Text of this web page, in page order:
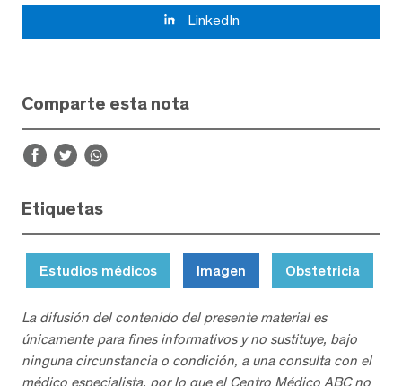
LinkedIn
Comparte esta nota
Etiquetas
Estudios médicos Imagen Obstetricia
La difusión del contenido del presente material es
únicamente para fines informativos y no sustituye, bajo
ninguna circunstancia o condición, a una consulta con el
médico especialista, por lo que el Centro Médico ABC no